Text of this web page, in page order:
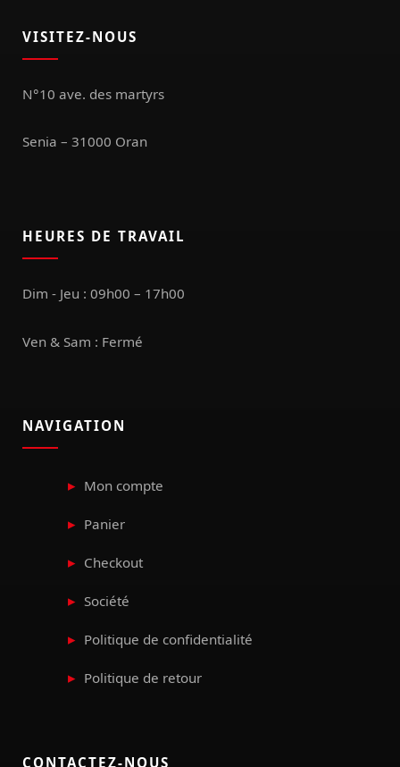
VISITEZ-NOUS
N°10 ave. des martyrs
Senia – 31000 Oran
HEURES DE TRAVAIL
Dim - Jeu : 09h00 – 17h00
Ven & Sam : Fermé
NAVIGATION
Mon compte
Panier
Checkout
Société
Politique de confidentialité
Politique de retour
CONTACTEZ-NOUS